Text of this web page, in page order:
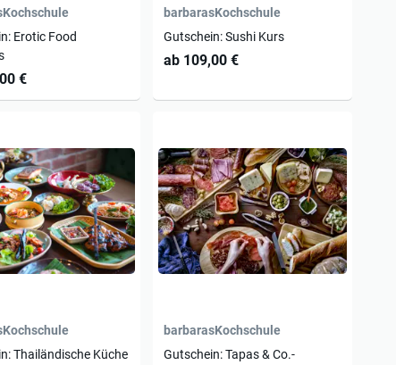
Erotic Food
€
barbarasKochschule
Gutschein: Sushi Kurs
ab 109,00 €
Thailändische Küche
barbarasKochschule
Gutschein: Tapas & Co.-